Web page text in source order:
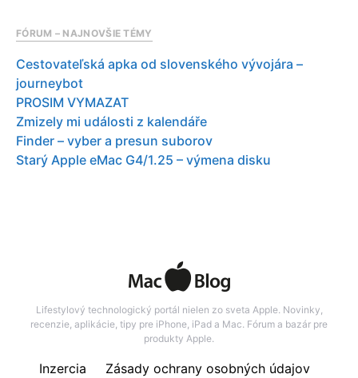
FÓRUM – NAJNOVŠIE TÉMY
Cestovateľská apka od slovenského vývojára –
journeybot
PROSIM VYMAZAT
Zmizely mi události z kalendáře
Finder – vyber a presun suborov
Starý Apple eMac G4/1.25 – výmena disku
Lifestylový technologický portál nielen zo sveta Apple. Novinky,
recenzie, aplikácie, tipy pre iPhone, iPad a Mac. Fórum a bazár pre
produkty Apple.
Inzercia
Zásady ochrany osobných údajov